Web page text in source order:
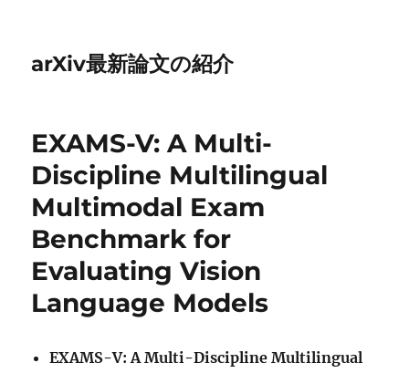
arXiv最新論文の紹介
EXAMS-V: A Multi-
Discipline Multilingual
Multimodal Exam
Benchmark for
Evaluating Vision
Language Models
EXAMS-V: A Multi-Discipline Multilingual